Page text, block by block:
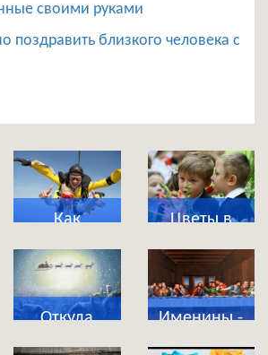
своими руками
поздравить близкого человека с
Как
оригинально
поздравить
близкого
человека с
праздником
Цветы в
школу
Откуда
появились
Именины -
что это за